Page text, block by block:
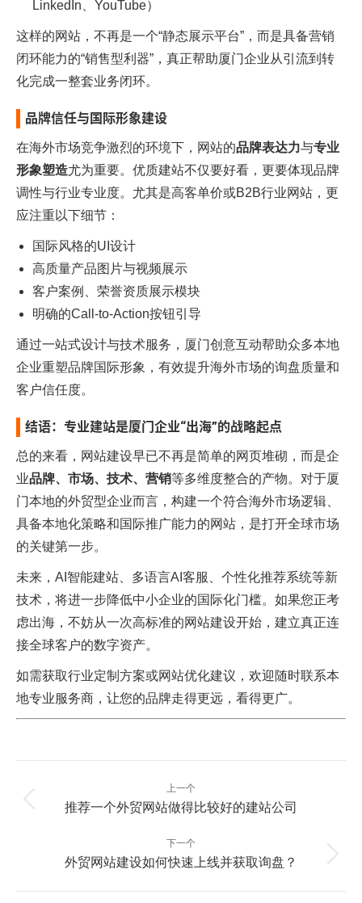
LinkedIn、YouTube）
这样的网站，不再是一个“静态展示平台”，而是具备营销
闭环能力的“销售型利器”，真正帮助厦门企业从引流到转
化完成一整套业务闭环。
品牌信任与国际形象建设
在海外市场竞争激烈的环境下，网站的品牌表达力与专业
形象塑造尤为重要。优质建站不仅要好看，更要体现品牌
调性与行业专业度。尤其是高客单价或B2B行业网站，更
应注重以下细节：
国际风格的UI设计
高质量产品图片与视频展示
客户案例、荣誉资质展示模块
明确的Call-to-Action按钮引导
通过一站式设计与技术服务， 厦门创意互动帮助众多本地
企业重塑品牌国际形象，有效提升海外市场的询盘质量和
客户信任度。
结语：专业建站是厦门企业“出海”的战略起点
总的来看，网站建设早已不再是简单的网页堆砌，而是企
业品牌、市场、技术、营销等多维度整合的产物。对于厦
门本地的外贸型企业而言，构建一个符合海外市场逻辑、
具备本地化策略和国际推广能力的网站，是打开全球市场
的关键第一步。
未来，AI智能建站、多语言AI客服、个性化推荐系统等新
技术，将进一步降低中小企业的国际化门槛。如果您正考
虑出海，不妨从一次高标准的网站建设开始，建立真正连
接全球客户的数字资产。
如需获取行业定制方案或网站优化建议，欢迎随时联系本
地专业服务商，让您的品牌走得更远，看得更广。
文
章
上一个
上
篇：
推荐一个外贸网站做得比较好的建站公司
下一个
下
篇：
外贸网站建设如何快速上线并获取询盘？